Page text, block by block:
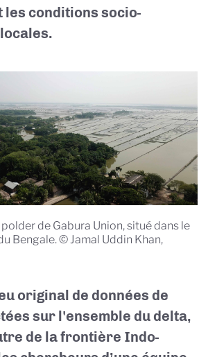
les conditions socio-
de Gabura Union, situé dans le
Bengale. © Jamal Uddin Khan,
original de données de
sur l'ensemble du delta,
de la frontière Indo-